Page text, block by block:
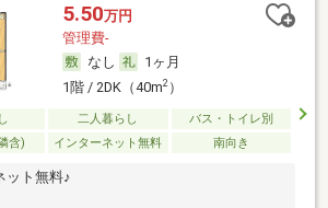
5.50万円
管理費-
なし
1ヶ月
1階 / 2DK（40m2）
二人暮らし
バス・トイレ別
含)
インターネット無料 南向き
ット無料♪